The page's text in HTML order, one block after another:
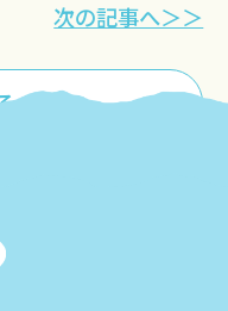
次の記事へ＞＞